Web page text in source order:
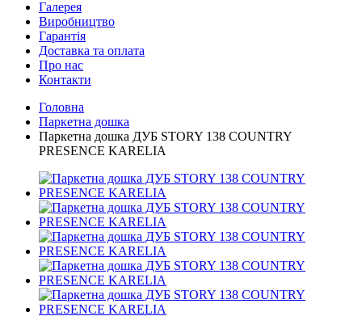
Галерея
Виробництво
Гарантія
Доставка та оплата
Про нас
Контакти
Головна
Паркетна дошка
Паркетна дошка ДУБ STORY 138 COUNTRY
PRESENCE KARELIA